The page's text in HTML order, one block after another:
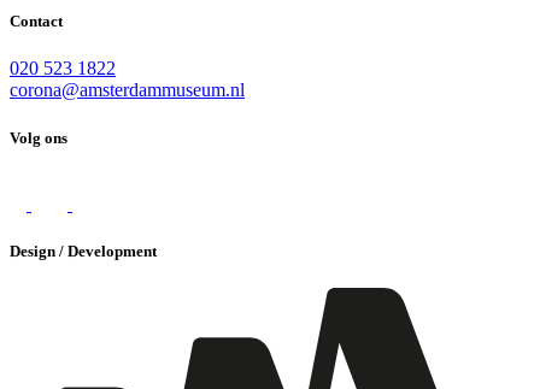
Contact
020 523 1822
corona@amsterdammuseum.nl
Volg ons
Design / Development